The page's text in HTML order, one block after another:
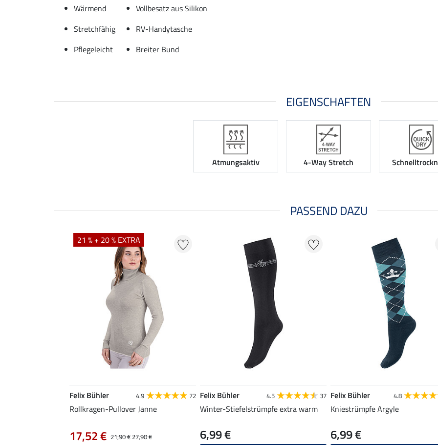
Wärmend
Vollbesatz aus Silikon
Stretchfähig
RV-Handytasche
Pflegeleicht
Breiter Bund
EIGENSCHAFTEN
Atmungsaktiv 4-Way Stretch
PASSEND DAZU
21 % + 20 % EXTRA
Felix Bühler 4.9 72
Rollkragen-Pullover Janne
21,90 €27,90 €
17,52 €
Felix Bühler 4.5 37
Winter-Stiefelstrümpfe extra warm
6,99 €
Felix Bühler 4.8
Kniestrümpfe Argyle
6,99 €